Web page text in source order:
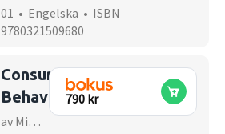
01 • Engelska • ISBN
9780321509680
Consumer
Behaviour
av Michael R Solomon
790 kr